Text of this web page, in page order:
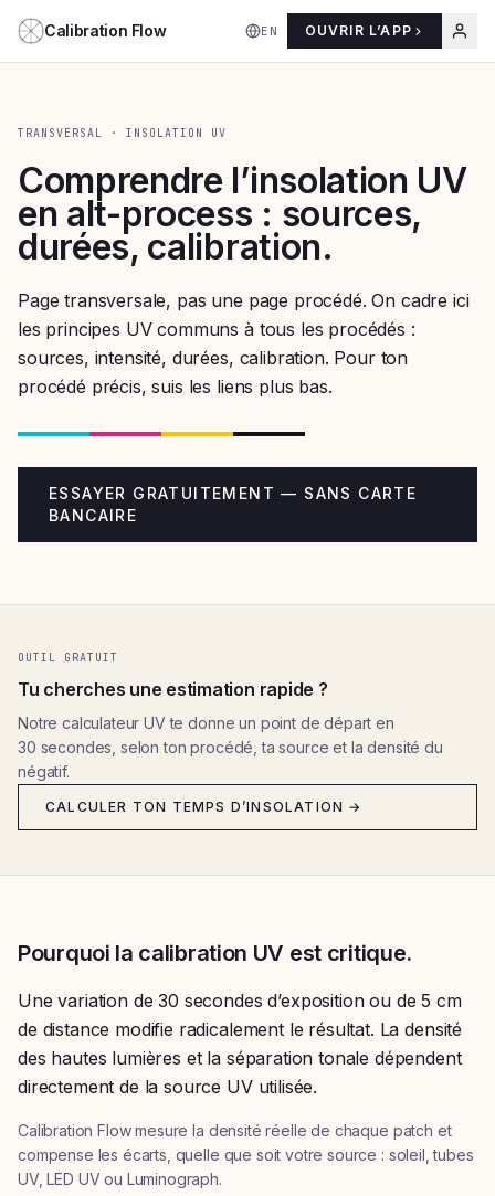
Aller au contenu
Calibration Flow EN OUVRIR L’APP
TRANSVERSAL · INSOLATION UV
Comprendre l’insolation UV
en alt-process : sources,
durées, calibration.
Page transversale, pas une page procédé. On cadre ici
les principes UV communs à tous les procédés :
sources, intensité, durées, calibration. Pour ton
procédé précis, suis les liens plus bas.
ESSAYER GRATUITEMENT — SANS CARTE
BANCAIRE
OUTIL GRATUIT
Tu cherches une estimation rapide ?
Notre calculateur UV te donne un point de départ en
30 secondes, selon ton procédé, ta source et la densité du
négatif.
CALCULER TON TEMPS D’INSOLATION →
Pourquoi la calibration UV est critique.
Une variation de 30 secondes d’exposition ou de 5 cm
de distance modifie radicalement le résultat. La densité
des hautes lumières et la séparation tonale dépendent
directement de la source UV utilisée.
Calibration Flow mesure la densité réelle de chaque patch et
compense les écarts, quelle que soit votre source : soleil, tubes
UV, LED UV ou Luminograph.